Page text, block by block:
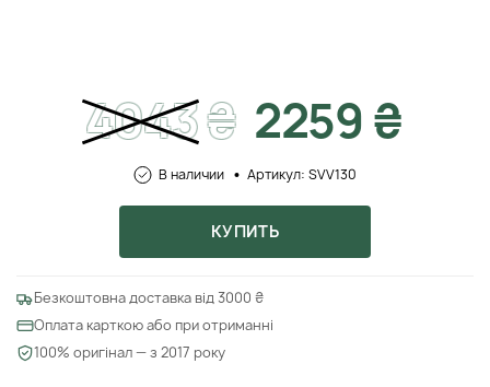
4043₴ 2259 ₴
В наличии Артикул: SVV130
КУПИТЬ
Безкоштовна доставка від 3000 ₴
Оплата карткою або при отриманні
100% оригінал — з 2017 року